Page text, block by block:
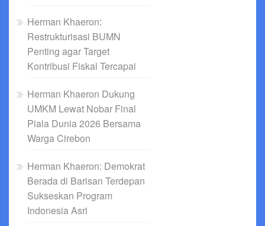
Herman Khaeron:
Restrukturisasi BUMN
Penting agar Target
Kontribusi Fiskal Tercapai
Herman Khaeron Dukung
UMKM Lewat Nobar Final
Piala Dunia 2026 Bersama
Warga Cirebon
Herman Khaeron: Demokrat
Berada di Barisan Terdepan
Sukseskan Program
Indonesia Asri